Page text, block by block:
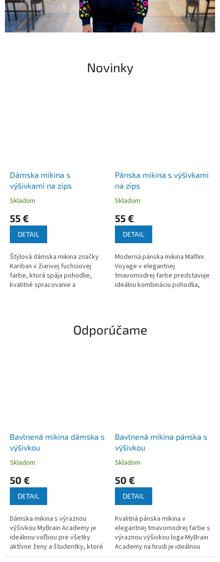
Novinky
Dámska mikina s
výšivkami na zips
Skladom
55 €
DETAIL
Štýlová dámska mikina značky
Kariban v žiarivej fuchsiovej
farbe, ktorá spája pohodlie,
kvalitné spracovanie a
Pánska mikina s výšivkami
na zips
Skladom
55 €
DETAIL
Moderná pánska mikina Malfini
Voyage v elegantnej
tmavomodrej farbe predstavuje
ideálnu kombináciu pohodlia,
Odporúčame
Bavlnená mikina dámska s
výšivkou
Skladom
50 €
DETAIL
Dámska mikina s výraznou
výšivkou MyBrain Academy je
ideálnou voľbou pre všetky
aktívne ženy a študentky, ktoré
chcú spojiť pohodlie s hravým a
Bavlnená mikina pánska s
výšivkou
Skladom
50 €
DETAIL
Kvalitná pánska mikina v
elegantnej tmavomodrej farbe s
výraznou výšivkou loga MyBrain
Academy na hrudi je ideálnou
voľbou pre tých, ktorí chcú